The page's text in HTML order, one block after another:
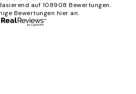
auf 108908 Bewertungen.
Bewertungen hier an.